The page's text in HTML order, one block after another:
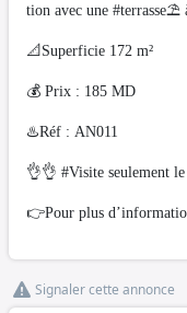
tion avec une #terrasse⛱️
📐Superficie 172 m²
💰 Prix : 185 MD
♨️Réf : AN011
👌👌 #Visite seulement
👉Pour plus
Signaler cette annonce